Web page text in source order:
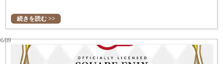
続きを読む >>
09